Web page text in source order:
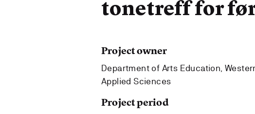
tonetreff for
Project owner
Department of Arts Education,
Applied Sciences
Project period